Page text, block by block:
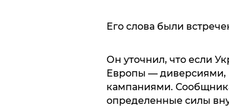
Его слова были
Он уточнил, что если
Европы — диверсиями,
кампаниями.
определенные силы